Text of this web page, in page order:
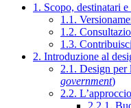
1. Scopo, destinatari
1.1.
1.2.
1.3.
2. Introduzione al
2.1. Design per
government)
2.2.
2.2.1.